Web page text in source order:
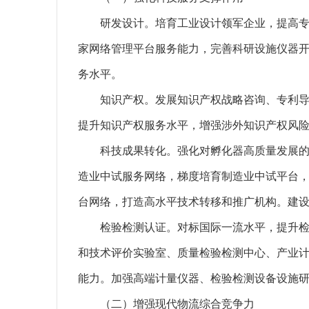
研发设计。培育工业设计领军企业，提高专
家网络管理平台服务能力，完善科研设施仪器
务水平。
知识产权。发展知识产权战略咨询、专利导
提升知识产权服务水平，增强涉外知识产权风
科技成果转化。强化对孵化器高质量发展的
造业中试服务网络，梯度培育制造业中试平台
台网络，打造高水平技术转移和推广机构。建
检验检测认证。对标国际一流水平，提升检
和技术评价实验室、质量检验检测中心、产业
能力。加强高端计量仪器、检验检测设备设施
（二）增强现代物流综合竞争力